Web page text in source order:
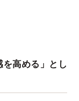
高める」とし